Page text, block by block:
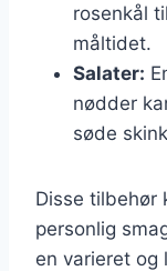
rosenkål
måltidet.
Salater:
nødder
søde
Disse tilbehør
personlig
en varieret